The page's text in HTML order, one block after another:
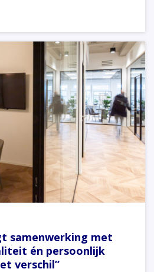
samenwerking met
én persoonlijk
verschil”